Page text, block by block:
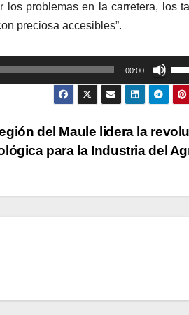
los problemas en la carretera, los
preciosa accesibles”.
00:00
las
o
del Maule lidera la
para la Industria del